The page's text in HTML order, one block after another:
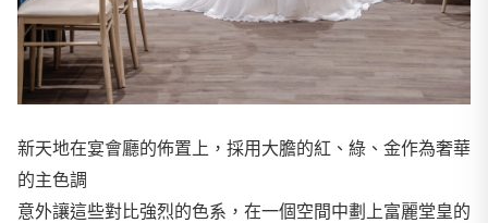
新天地在宴會廳的佈置上，採用大膽的紅、綠、金作為奢華
的主色調
意外讓這些對比強烈的色系，在一個空間中劃上富麗堂皇的